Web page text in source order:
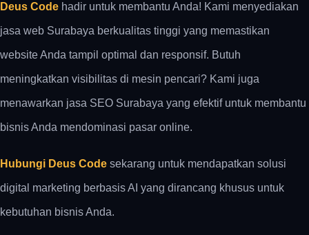
Deus Code hadir untuk membantu Anda! Kami menyediakan
jasa web Surabaya berkualitas tinggi yang memastikan
website Anda tampil optimal dan responsif. Butuh
meningkatkan visibilitas di mesin pencari? Kami juga
menawarkan jasa SEO Surabaya yang efektif untuk membantu
bisnis Anda mendominasi pasar online.
Hubungi Deus Code sekarang untuk mendapatkan solusi
digital marketing berbasis AI yang dirancang khusus untuk
kebutuhan bisnis Anda.